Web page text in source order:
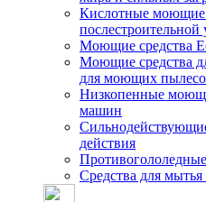
Кислотные моющие
послестроительной
Моющие средства
Моющие средства
для моющих
Низкопенные
машин
действия
Средства для